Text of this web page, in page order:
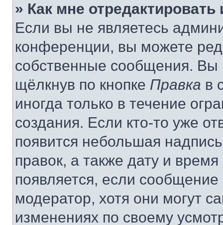
» Как мне
Если вы не являетесь
конференции, вы можете
собственные сообщения. Вы
щёлкнув по кнопке Правка в
иногда только в течение
создания. Если кто-то уже
появится небольшая
правок, а также дату и
появляется, если
модератор, хотя они могут
изменениях по своему